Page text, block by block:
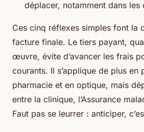
déplacer, notamment dans les
Ces cinq réflexes simples font la
facture finale. Le tiers payant,
œuvre, évite d’avancer les frais
courants. Il s’applique de plus en
pharmacie et en optique, mais
entre la clinique, l’Assurance
Faut pas se leurrer : anticiper,